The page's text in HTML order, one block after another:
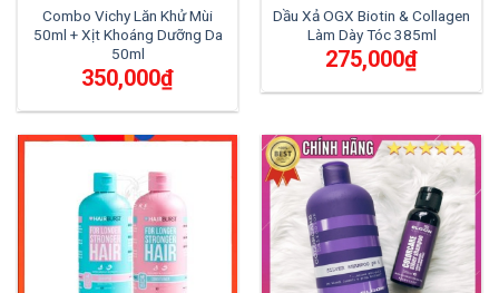
Combo Vichy Lăn Khử Mùi
50ml + Xịt Khoáng Dưỡng Da
50ml
350,000₫
Dầu Xả OGX Biotin & Collagen
Làm Dày Tóc 385ml
275,000₫